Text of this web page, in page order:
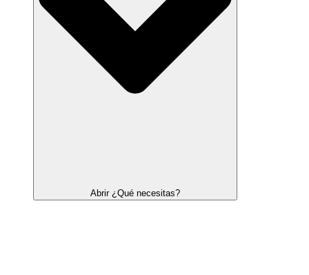
Abrir ¿Qué necesitas?